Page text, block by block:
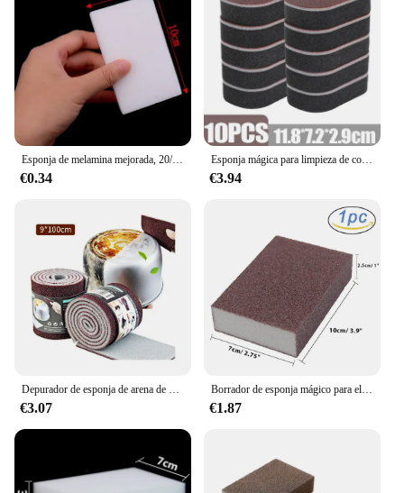
Esponja de melamina mejorada, 20/10/5/2 Uds., 10x6x2cm, borrador mágico, esponjas de limpieza para cocina, baño, herramientas de limpieza, hogar cocina
€0.34
Esponja mágica para limpieza de cocina, cepillo eliminador de óxido, tres capas, esmeril, descalcificador, 50 o 1 piezas
€3.94
Depurador de esponja de arena de diamante, depurador mágico de arena de diamante, herramienta para fregar y limpiar ollas y sartenes, eliminación de suciedad negra
€3.07
Borrador de esponja mágico para eliminar el óxido, cepillo de limpieza descalcificación, frotar limpio para olla de cocina, esponja de cocina, 8/1 Uds.
€1.87